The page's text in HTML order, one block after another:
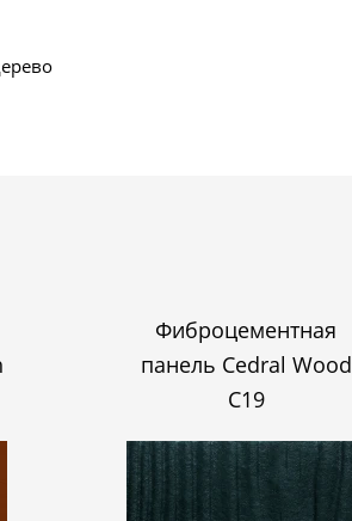
Фиброцементная
панель Cedral Wood
C19